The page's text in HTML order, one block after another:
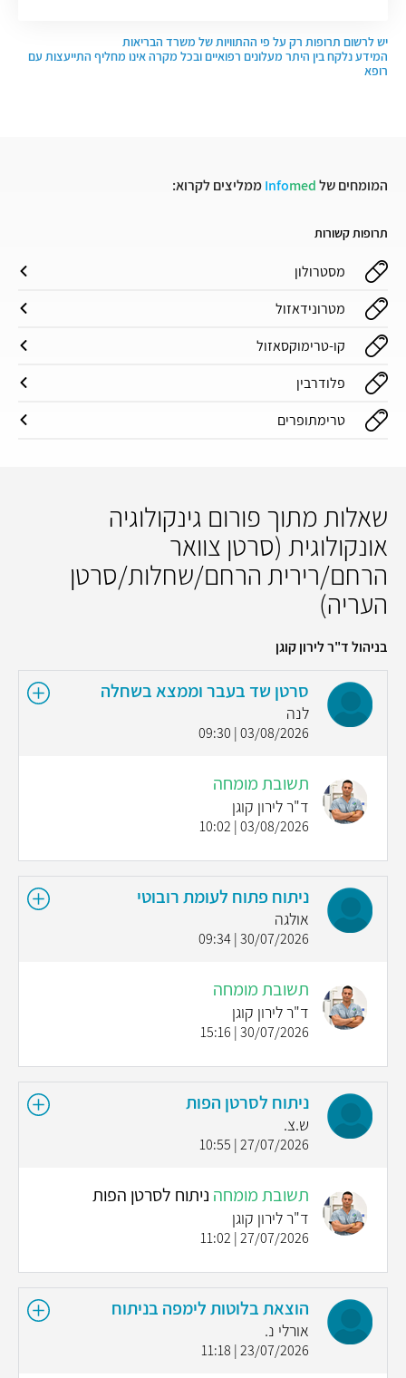
יש לרשום תרופות רק על פי ההתוויות של משרד הבריאות
המידע נלקח בין היתר מעלונים רפואיים ובכל מקרה אינו מחליף התייעצות עם
רופא
המומחים של Infomed ממליצים לקרוא:
תרופות קשורות
מסטרולון
מטרונידאזול
קו-טרימוקסאזול
פלודרבין
טרימתופרים
שאלות מתוך פורום גינקולוגיה
אונקולוגית (סרטן צוואר
הרחם/רירית הרחם/שחלות/סרטן
העריה)
בניהול ד"ר לירון קוגן
סרטן שד בעבר וממצא בשחלה
לנה
03/08/2026 | 09:30
תשובת מומחה
ד"ר לירון קוגן
03/08/2026 | 10:02
ניתוח פתוח לעומת רובוטי
אולגה
30/07/2026 | 09:34
תשובת מומחה
ד"ר לירון קוגן
30/07/2026 | 15:16
ניתוח לסרטן הפות
ש.צ.
27/07/2026 | 10:55
תשובת מומחה ניתוח לסרטן הפות
ד"ר לירון קוגן
27/07/2026 | 11:02
הוצאת בלוטות לימפה בניתוח
אורלי נ.
23/07/2026 | 11:18